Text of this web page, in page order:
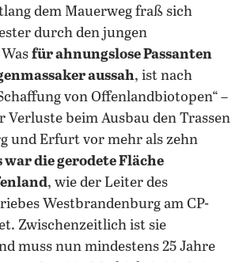
dem Mauerweg fraß sich
durch den jungen
für ahnungslose Passanten
aussah, ist nach
von Offenlandbiotopen“ –
Verluste beim Ausbau den Trassen
und Erfurt vor mehr als zehn
war die gerodete Fläche
, wie der Leiter des
Westbrandenburg am CP-
Zwischenzeitlich ist sie
muss nun mindestens 25 Jahre